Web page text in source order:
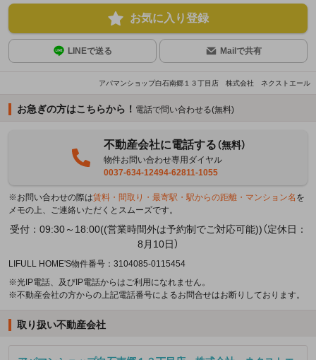
お気に入り登録
LINEで送る Mailで共有
アパマンショップ白石南郷１３丁目店 株式会社 ネクストエール
お急ぎの方はこちらから！ 電話で問い合わせる(無料)
不動産会社に電話する（無料）
物件お問い合わせ専用ダイヤル
0037-634-12494-62811-1055
※お問い合わせの際は賃料・間取り・最寄駅・駅からの距離・マンション名 を
メモの上、ご連絡いただくとスムーズです。
受付：09:30～18:00((営業時間外は予約制でご対応可能))（定休日：
8月10日）
LIFULL HOME'S物件番号：3104085-0115454
※光IP電話、及びIP電話からはご利用になれません。
※不動産会社の方からの上記電話番号によるお問合せはお断りしております。
取り扱い不動産会社